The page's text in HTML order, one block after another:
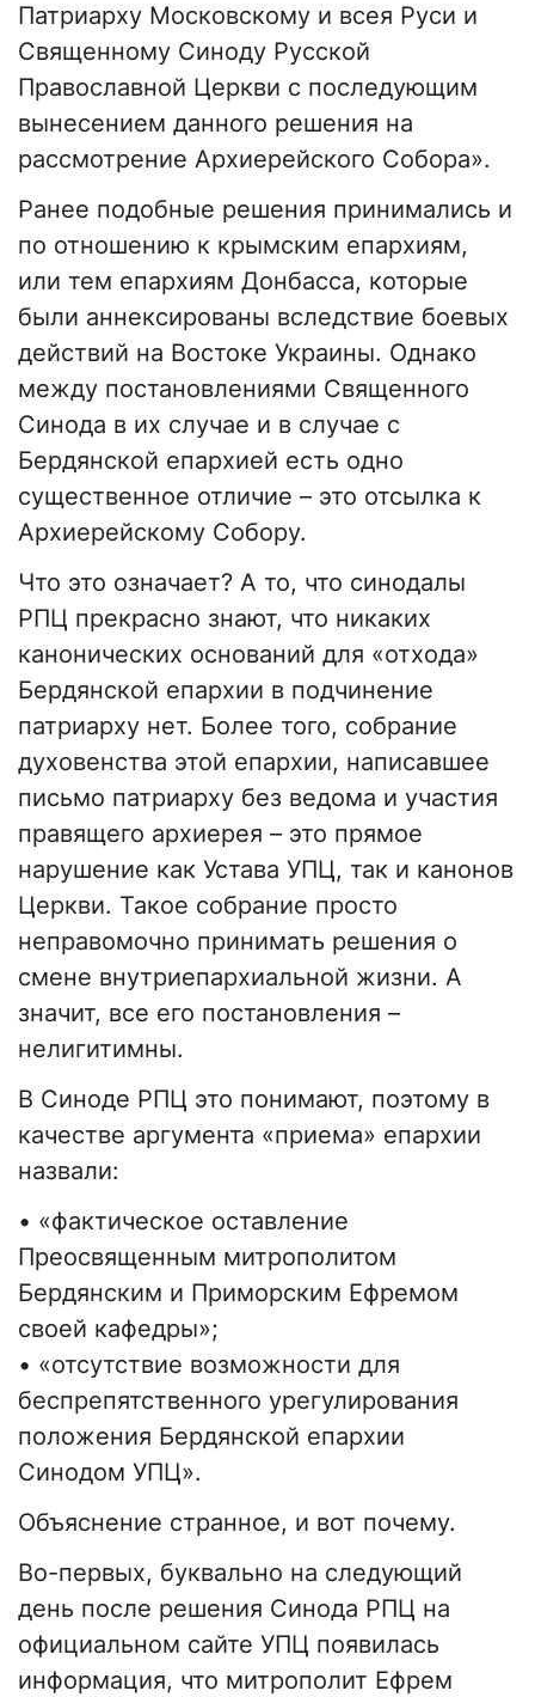
Патриарху Московскому и всея Руси и
Священному Синоду Русской
Православной Церкви с последующим
вынесением данного решения на
рассмотрение Архиерейского Собора».
Ранее подобные решения принимались и
по отношению к крымским епархиям,
или тем епархиям Донбасса, которые
были аннексированы вследствие боевых
действий на Востоке Украины. Однако
между постановлениями Священного
Синода в их случае и в случае с
Бердянской епархией есть одно
существенное отличие – это отсылка к
Архиерейскому Собору.
Что это означает? А то, что синодалы
РПЦ прекрасно знают, что никаких
канонических оснований для «отхода»
Бердянской епархии в подчинение
патриарху нет. Более того, собрание
духовенства этой епархии, написавшее
письмо патриарху без ведома и участия
правящего архиерея – это прямое
нарушение как Устава УПЦ, так и канонов
Церкви. Такое собрание просто
неправомочно принимать решения о
смене внутриепархиальной жизни. А
значит, все его постановления –
нелигитимны.
В Синоде РПЦ это понимают, поэтому в
качестве аргумента «приема» епархии
назвали:
• «фактическое оставление
Преосвященным митрополитом
Бердянским и Приморским Ефремом
своей кафедры»;
• «отсутствие возможности для
беспрепятственного урегулирования
положения Бердянской епархии
Синодом УПЦ».
Объяснение странное, и вот почему.
Во-первых, буквально на следующий
день после решения Синода РПЦ на
официальном сайте УПЦ появилась
информация, что митрополит Ефрем